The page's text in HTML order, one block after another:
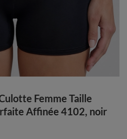
Femme Taille
Affinée 4102, noir